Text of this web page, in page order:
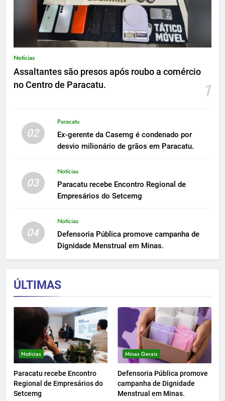
Notícias
Assaltantes são presos após roubo a comércio
no Centro de Paracatu.
1
02
Paracatu
Ex-gerente da Casemg é condenado por
desvio milionário de grãos em Paracatu.
03
Notícias
Paracatu recebe Encontro Regional de
Empresários do Setcemg
04
Notícias
Defensoria Pública promove campanha de
Dignidade Menstrual em Minas.
ÚLTIMAS
Notícias
Paracatu recebe Encontro
Regional de Empresários do
Setcemg
Minas Gerais
Defensoria Pública promove
campanha de Dignidade
Menstrual em Minas.